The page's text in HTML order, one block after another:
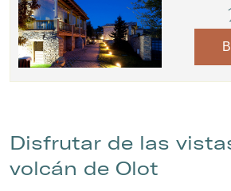
Disfrutar de las
volcán de Olot